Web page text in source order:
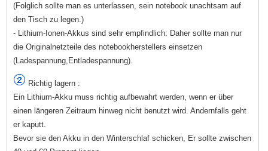
(Folglich sollte man es unterlassen, sein notebook unachtsam auf
den Tisch zu legen.)
- Lithium-Ionen-Akkus sind sehr empfindlich: Daher sollte man nur
die Originalnetzteile des notebookherstellers einsetzen
(Ladespannung,Entladespannung).
Richtig lagern :
Ein Lithium-Akku muss richtig aufbewahrt werden, wenn er über
einen längeren Zeitraum hinweg nicht benutzt wird. Andernfalls geht
er kaputt.
Bevor sie den Akku in den Winterschlaf schicken, Er sollte zwischen